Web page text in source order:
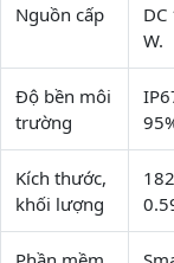
Nguồn cấp
W.
Độ bền môi
trường
Kích thước,
khối lượng